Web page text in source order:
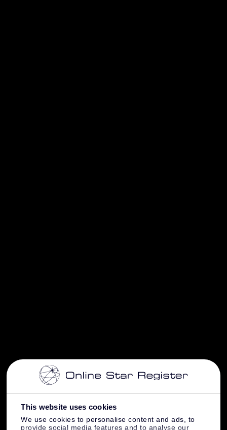
This website uses cookies
We use cookies to personalise content and ads, to
provide social media features and to analyse our